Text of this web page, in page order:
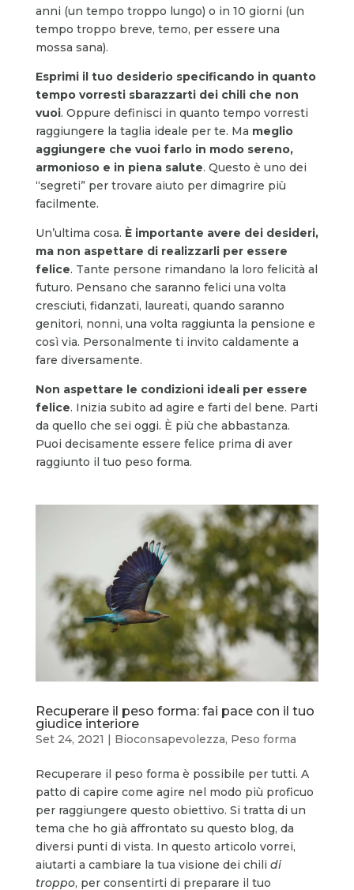
anni (un tempo troppo lungo) o in 10 giorni (un
tempo troppo breve, temo, per essere una
mossa sana).
Esprimi il tuo desiderio specificando in quanto
tempo vorresti sbarazzarti dei chili che non
vuoi. Oppure definisci in quanto tempo vorresti
raggiungere la taglia ideale per te. Ma meglio
aggiungere che vuoi farlo in modo sereno,
armonioso e in piena salute. Questo è uno dei
“segreti” per trovare aiuto per dimagrire più
facilmente.
Un’ultima cosa. È importante avere dei desideri,
ma non aspettare di realizzarli per essere
felice. Tante persone rimandano la loro felicità al
futuro. Pensano che saranno felici una volta
cresciuti, fidanzati, laureati, quando saranno
genitori, nonni, una volta raggiunta la pensione e
così via. Personalmente ti invito caldamente a
fare diversamente.
Non aspettare le condizioni ideali per essere
felice. Inizia subito ad agire e farti del bene. Parti
da quello che sei oggi. È più che abbastanza.
Puoi decisamente essere felice prima di aver
raggiunto il tuo peso forma.
Recuperare il peso forma: fai pace con il tuo
giudice interiore
Set 24, 2021 | Bioconsapevolezza, Peso forma
Recuperare il peso forma è possibile per tutti. A
patto di capire come agire nel modo più proficuo
per raggiungere questo obiettivo. Si tratta di un
tema che ho già affrontato su questo blog, da
diversi punti di vista. In questo articolo vorrei,
aiutarti a cambiare la tua visione dei chili di
troppo, per consentirti di preparare il tuo